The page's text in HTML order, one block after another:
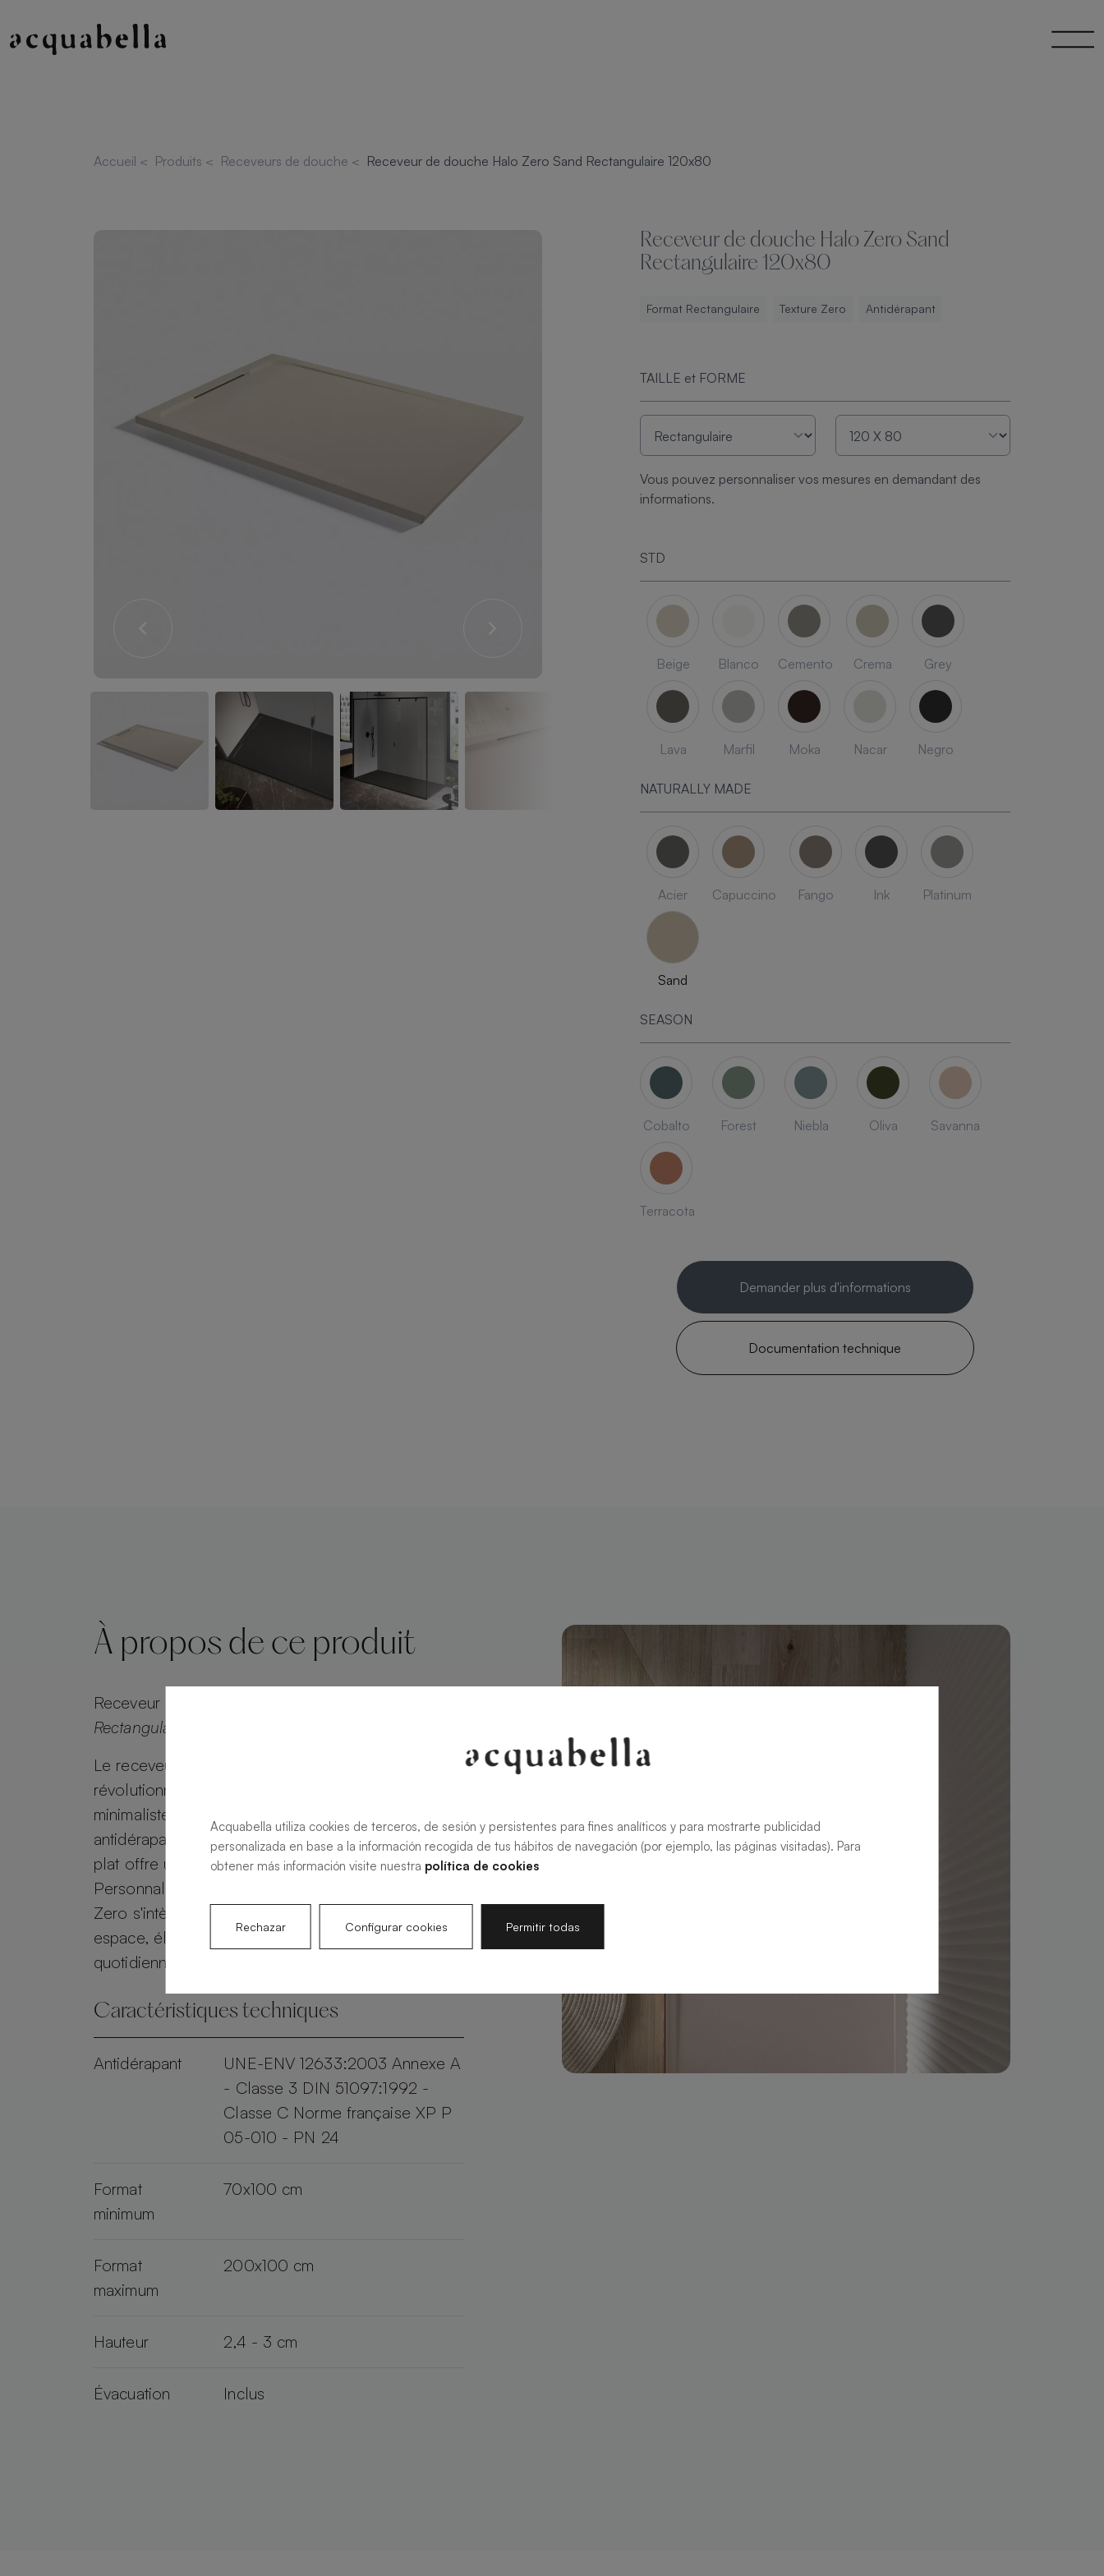
Accueil < Produits < Receveurs de douche < Receveur de douche Halo Zero Sand Rectangulaire 120x80
Receveur de douche Halo Zero Sand
Rectangulaire 120x80
Format Rectangulaire Texture Zero Antidérapant
TAILLE et FORME
Vous pouvez personnaliser vos mesures en demandant des
informations.
STD
Beige Blanco Cemento Crema Grey
Lava Marfil Moka Nacar Negro
NATURALLY MADE
Acier Capuccino Fango Ink Platinum
Sand
SEASON
Cobalto Forest Niebla Oliva Savanna
Terracota
Demander plus d'informations
Documentation technique
À propos de ce produit
Receveur de douche
Rectangulaire 120 X 80
Le receveur de douche Halo Zero d'Acquabella
révolutionne votre salle de bain avec son design
minimaliste et élégant. Avec une surface
antidérapante et antibactérienne, ce receveur ultra-
plat offre une sécurité et une élégance maximales.
Personnalisable en taille et en couleur, le Halo
Zero s'intègre parfaitement dans n'importe quel
espace, élevant votre expérience de douche
quotidienne.
Caractéristiques techniques
Antidérapant
UNE-ENV 12633:2003 Annexe A
- Classe 3 DIN 51097:1992 -
Classe C Norme française XP P
05-010 - PN 24
Format
minimum
70x100 cm
Format
maximum
200x100 cm
Hauteur 2,4 - 3 cm
Évacuation Inclus
Acquabella utiliza cookies de terceros, de sesión y persistentes para fines analíticos y para mostrarte publicidad
personalizada en base a la información recogida de tus hábitos de navegación (por ejemplo, las páginas visitadas). Para
obtener más información visite nuestra política de cookies
Rechazar Configurar cookies Permitir todas